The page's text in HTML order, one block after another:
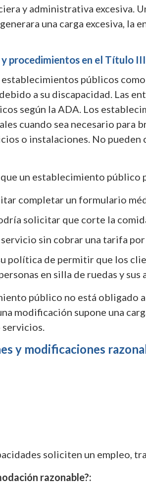
y administrativa excesiva.
una carga excesiva, la
procedimientos en el Título III
públicos
a su discapacidad. Las
según la ADA. Los
cuando sea necesario para
o instalaciones. No pueden
un establecimiento público
completar un formulario
solicitar que corte la
sin cobrar una tarifa por
política de permitir que los
en silla de ruedas y
público no está obligado
modificación supone una
y modificaciones
soliciten un empleo,
razonable?: